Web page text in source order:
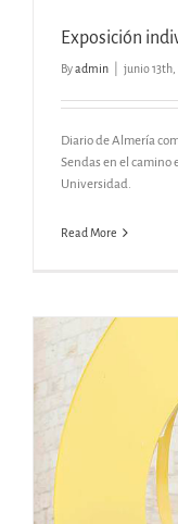
Exposición
Byadmin junio 13th,
Diario de Almería
Sendas en el camino
Universidad.
Read More